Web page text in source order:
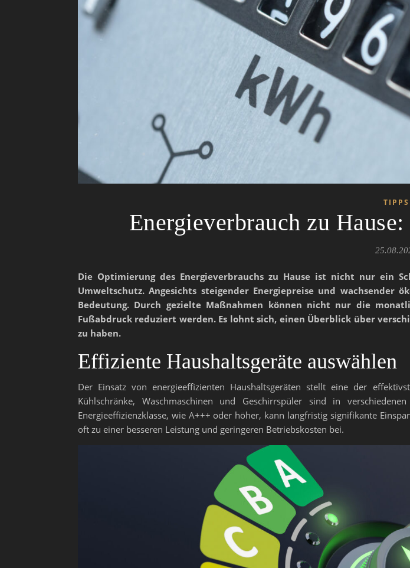
TIPPS
Energieverbrauch zu
Die Optimierung des Energieverbrauchs zu Hause ist nicht nur ein
Umweltschutz. Angesichts steigender Energiepreise und wachsender
Bedeutung. Durch gezielte Maßnahmen können nicht nur die
Fußabdruck reduziert werden. Es lohnt sich, einen Überblick über
zu haben.
Effiziente Haushaltsgeräte auswählen
Der Einsatz von energieeffizienten Haushaltsgeräten stellt eine der
Kühlschränke, Waschmaschinen und Geschirrspüler sind in
Energieeffizienzklasse, wie A+++ oder höher, kann langfristig signifikante
oft zu einer besseren Leistung und geringeren Betriebskosten bei.